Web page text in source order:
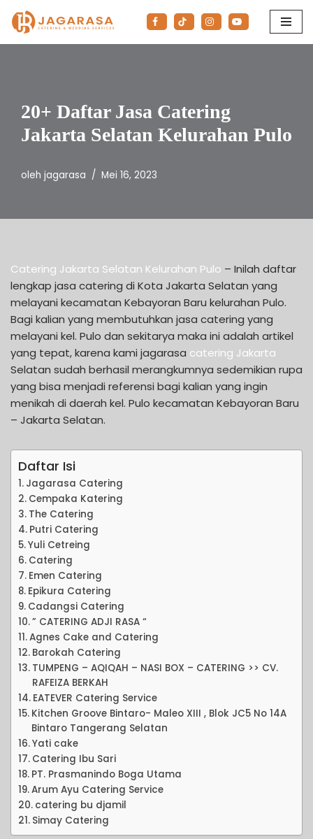
Lompat
20+ Daftar Jasa Catering
Jakarta Selatan Kelurahan Pulo
oleh jagarasa Mei 16, 2023
Catering Jakarta Selatan Kelurahan Pulo – Inilah daftar
lengkap jasa catering di Kota Jakarta Selatan yang
melayani kecamatan Kebayoran Baru kelurahan Pulo.
Bagi kalian yang membutuhkan jasa catering yang
melayani kel. Pulo dan sekitarya maka ini adalah artikel
yang tepat, karena kami jagarasa catering Jakarta
Selatan sudah berhasil merangkumnya sedemikian rupa
yang bisa menjadi referensi bagi kalian yang ingin
menikah di daerah kel. Pulo kecamatan Kebayoran Baru
– Jakarta Selatan.
Daftar Isi
Jagarasa Catering
Cempaka Katering
The Catering
Putri Catering
Yuli Cetreing
Catering
Emen Catering
Epikura Catering
Cadangsi Catering
” CATERING ADJI RASA “
Agnes Cake and Catering
Barokah Catering
TUMPENG – AQIQAH – NASI BOX – CATERING >> CV.
RAFEIZA BERKAH
EATEVER Catering Service
Kitchen Groove Bintaro- Maleo XIII , Blok JC5 No 14A
Bintaro Tangerang Selatan
Yati cake
Catering Ibu Sari
PT. Prasmanindo Boga Utama
Arum Ayu Catering Service
catering bu djamil
Simay Catering